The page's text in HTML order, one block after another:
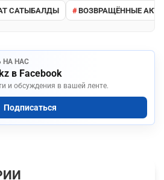
САТЫБАЛДЫ ВОЗВРАЩЁННЫЕ
НА НАС
в Facebook
и обсуждения в вашей ленте.
Подписаться